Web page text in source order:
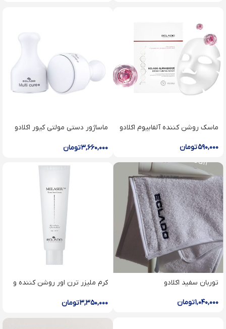
ماسک روشن کننده آلفابیوم اکلادو
۵۹۰,۰۰۰تومان
ماساژور دستی مولتی کیور اکلادو
۳,۶۶۰,۰۰۰تومان
توربان سفید اکلادو
۱,۰۴۰,۰۰۰تومان
کرم ملیزر ترن اور روشن کننده و
۳,۳۵۰,۰۰۰تومان